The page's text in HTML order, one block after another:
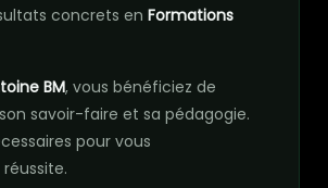
concrets en Formations
BM, vous bénéficiez de
savoir-faire et sa pédagogie.
pour vous